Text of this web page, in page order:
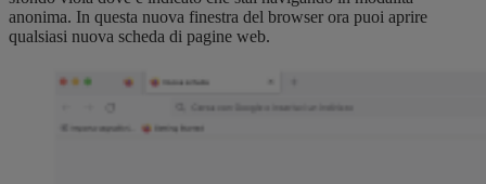
anonima. In questa nuova finestra del browser ora puoi aprire
qualsiasi nuova scheda di pagine web.